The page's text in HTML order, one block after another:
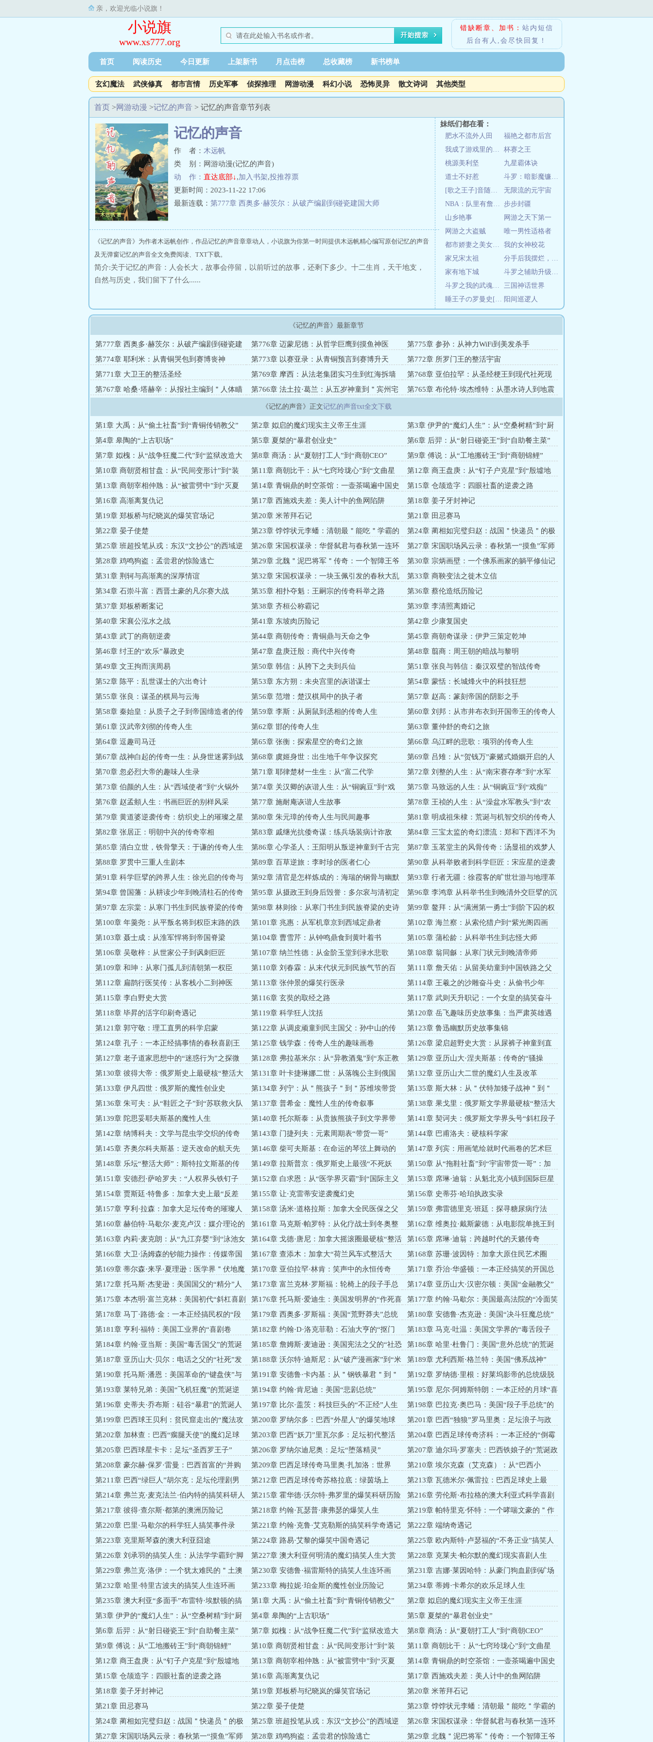
亲，欢迎光临小说旗！
小说旗
www.xs777.org
错缺断章、加书： 站内短信
后台有人,会尽快回复！
首页 阅读历史 今日更新 上架新书 月点击榜 总收藏榜 新书榜单
玄幻魔法 武侠修真 都市言情 历史军事 侦探推理 网游动漫 科幻小说 恐怖灵异 散文诗词 其他类型
首页 >网游动漫 >记忆的声音 > 记忆的声音章节列表
妹纸们都在看：
肥水不流外人田
福艳之都市后宫
我成了游戏里的反派之王
杯赛之王
桃源美利坚
九星霸体诀
道士不好惹
斗罗：暗影魔镰，开局怒怼玉小刚
[歌之王子]音随心动
无限流的元宇宙
NBA：队里有詹皇，先躺一冠 步步封疆
山乡艳事
网游之天下第一
网游之大盗贼
唯一男性适格者
都市娇妻之美女后宫
我的女神校花
家兄宋太祖
分手后我摆烂，躺成武神，无敌了
家有地下城
斗罗之辅助升级系统
斗罗之我的武魂是魂环
三国神话世界
睡王子の罗曼史[综漫] 阳间巡逻人
记忆的声音
作 者： 木远帆
类 别：网游动漫(记忆的声音)
动 作： 直达底部↓,加入书架,投推荐票
更新时间：2023-11-22 17:06
最新连载： 第777章 西奥多·赫茨尔：从破产编剧到碰瓷建国大师
《记忆的声音》为作者木远帆创作，作品记忆的声音章章动人，小说旗为你第一时间提供木远帆精心编写原创记忆的声音
及无弹窗记忆的声音全文免费阅读、TXT下载。
简介:关于记忆的声音：人会长大，故事会停留，以前听过的故事，还剩下多少。十二生肖，天干地支，
自然与历史，我们留下了什么......
《记忆的声音》最新章节
第777章 西奥多·赫茨尔：从破产编剧到碰瓷建
国大师
第776章 迈蒙尼德：从哲学巨鹰到摸鱼神医
第775章 参孙：从神力WiFi到美发杀手
第774章 耶利米：从青铜哭包到赛博丧神
第773章 以赛亚录：从青铜预言到赛博升天
第772章 所罗门王的整活宇宙
第771章 大卫王的整活圣经
第769章 摩西：从法老集团实习生到红海拆墙
大师
第768章 亚伯拉罕：从圣经梗王到现代社死现
场
第767章 哈桑·塔赫辛：从报社主编到＂人体瞄
第766章 法土拉·葛兰：从五岁神童到＂宾州宅
第765章 布伦特·埃杰维特：从墨水诗人到地震
《记忆的声音》正文记忆的声音txt全文下载
第1章 大禹：从“偷土社畜”到“青铜传销教父” 第2章 姒启的魔幻现实主义帝王生涯
第3章 伊尹的“魔幻人生”：从“空桑树精”到“厨
神宰相”
第4章 皋陶的“上古职场” 第5章 夏桀的“暴君创业史”
第6章 后羿：从“射日碰瓷王”到“自助餐主菜”
第7章 姒槐：从“战争狂魔二代”到“监狱改造大
师”
第8章 商汤：从“夏朝打工人”到“商朝CEO”
第9章 傅说：从“工地搬砖王”到“商朝锦鲤”
第10章 商朝贤相甘盘：从“民间变形计”到“装
哑三年”
第11章 商朝比干：从“七窍玲珑心”到“文曲星
再就业”
第12章 商王盘庚：从“钉子户克星”到“殷墟地
产商”
第13章 商朝宰相仲虺：从“被雷劈中”到“灭夏
挖墙脚大师”
第14章 青铜鼎的时空茶馆：一壶茶喝遍中国史
第15章 仓颉造字：四眼社畜的逆袭之路
第16章 高渐离复仇记
第17章 西施戏夫差：美人计中的鱼网陷阱
第18章 姜子牙封神记
第19章 郑板桥与纪晓岚的爆笑官场记
第20章 米芾拜石记
第21章 田忌赛马
第22章 晏子使楚
第23章 饽饽状元李蟠：清朝最＂能吃＂学霸的
逆袭传奇
第24章 蔺相如完璧归赵：战国＂快递员＂的极
限拉扯大戏
第25章 班超投笔从戎：东汉“文抄公”的西域逆
袭
第26章 宋国权谋录：华督弑君与春秋第一连环
计
第27章 宋国职场风云录：春秋第一“摸鱼”军师
的逆袭大戏
第28章 鸡鸣狗盗：孟尝君的惊险逃亡
第29章 北魏＂泥巴将军＂传奇：一个智障王爷
的逆袭征途
第30章 宗炳画壁：一个佛系画家的躺平修仙记
第31章 荆轲与高渐离的深厚情谊
第32章 宋国权谋录：一块玉佩引发的春秋大乱
斗
第33章 商鞅变法之徙木立信
第34章 石崇斗富：西晋土豪的凡尔赛大战
第35章 相扑夺魁：王嗣宗的传奇科举之路
第36章 蔡伦造纸历险记
第37章 郑板桥断案记
第38章 齐桓公称霸记
第39章 李清照离婚记
第40章 宋襄公泓水之战
第41章 东坡肉历险记
第42章 少康复国史
第43章 武丁的商朝逆袭
第44章 商朝传奇：青铜鼎与天命之争
第45章 商朝奇谋录：伊尹三策定乾坤
第46章 纣王的“欢乐”暴政史
第47章 盘庚迁殷：商代中兴传奇
第48章 翦商：周王朝的暗战与黎明
第49章 文王拘而演周易
第50章 韩信：从胯下之夫到兵仙
第51章 张良与韩信：秦汉双璧的智战传奇
第52章 陈平：乱世谋士的六出奇计
第53章 东方朔：未央宫里的诙谐谋士
第54章 蒙恬：长城烽火中的科技狂想
第55章 张良：谋圣的棋局与云海
第56章 范增：楚汉棋局中的执子者
第57章 赵高：篆刻帝国的阴影之手
第58章 秦始皇：从质子之子到帝国缔造者的传
奇人生
第59章 李斯：从厕鼠到丞相的传奇人生
第60章 刘邦：从市井布衣到开国帝王的传奇人
生
第61章 汉武帝刘彻的传奇人生 第62章 邯的传奇人生
第63章 董仲舒的奇幻之旅
第64章 逗趣司马迁
第65章 张衡：探索星空的奇幻之旅
第66章 乌江畔的悲歌：项羽的传奇人生
第67章 战神白起的传奇一生：从身世迷雾到战
场神话
第68章 虞姬身世：出生地千年争议探究
第69章 吕雉：从“贺钱万”豪赌式婚姻开启的人
生
第70章 忽必烈大帝的趣味人生录
第71章 耶律楚材一生生：从“富二代学
霸”到“朝堂段子手”
第72章 刘整的人生：从“南宋赛存孝”到“水军
发明家”
第73章 伯颜的人生：从“西域使者”到“火锅外
交官”
第74章 关汉卿的诙谐人生：从“铜豌豆”到“戏
剧狂人”
第75章 马致远的人生：从“铜豌豆”到“戏痴”
第76章 赵孟頫人生：书画巨匠的别样风采
第77章 施耐庵诙谐人生故事
第78章 王祯的人生：从“澡盆水军教头”到“农
具发明狂魔”
第79章 黄道婆逆袭传奇：纺织史上的璀璨之星 第80章 朱元璋的传奇人生与民间趣事
第81章 明成祖朱棣：荒诞与机智交织的传奇人
生
第82章 张居正：明朝中兴的传奇宰相 第83章 戚继光抗倭奇谋：练兵场装病计诈敌
第84章 三宝太监的奇幻漂流：郑和下西洋不为
人知的喜剧人生
第85章 清白立世，铁骨擎天：于谦的传奇人生
与历史抉择
第86章 心学圣人：王阳明从叛逆神童到千古完
人的传奇人生
第87章 玉茗堂主的风骨传奇：汤显祖的戏梦人
生
第88章 罗贯中三重人生剧本 第89章 百草逆旅：李时珍的医者仁心
第90章 从科举败者到科学巨匠：宋应星的逆袭
人生
第91章 科学巨擘的跨界人生：徐光启的传奇与
启示
第92章 清官是怎样炼成的：海瑞的钢骨与幽默
人生
第93章 行者无疆：徐霞客的旷世壮游与地理革
命
第94章 曾国藩：从耕读少年到晚清柱石的传奇
第95章 从摄政王到身后毁誉：多尔衮与清初定
鼎中原的权谋
第96章 李鸿章 从科举书生到晚清外交巨擘的沉
浮
第97章 左宗棠：从寒门书生到民族脊梁的传奇
第98章 林则徐：从寒门书生到民族脊梁的史诗
人生
第99章 鳌拜：从“满洲第一勇士”到阶下囚的权
臣沉浮录
第100章 年羹尧：从平叛名将到权臣末路的跌
宕人生
第101章 兆惠：从军机章京到西域定鼎者
第102章 海兰察：从索伦猎户到“紫光阁四画
像”
第103章 聂士成：从淮军悍将到帝国脊梁 第104章 曹雪芹：从钟鸣鼎食到黄叶着书
第105章 蒲松龄：从科举书生到志怪大师
第106章 吴敬梓：从世家公子到讽刺巨匠
第107章 纳兰性德：从金阶玉堂到渌水悲歌
第108章 翁同龢：从寒门状元到晚清帝师
第109章 和珅：从寒门孤儿到清朝第一权臣
第110章 刘春霖：从末代状元到民族气节的百
年风骨
第111章 詹天佑：从留美幼童到中国铁路之父
第112章 扁鹊行医笑传：从客栈小二到神医
第113章 张仲景的爆笑行医录
第114章 王羲之的沙雕奋斗史：从偷书少年
到“东床快婿”
第115章 李白野史大赏 第116章 玄奘的取经之路
第117章 武则天升职记：一个女皇的搞笑奋斗
史
第118章 毕昇的活字印刷奇遇记 第119章 科学狂人沈括
第120章 岳飞趣味历史故事集：当严肃英雄遇
上搞笑日常
第121章 郭守敬：理工直男的科学启蒙
第122章 从调皮顽童到民主国父：孙中山的传
奇人生
第123章 鲁迅幽默历史故事集锦
第124章 孔子：一本正经搞事情的春秋喜剧王
第125章 钱学森：传奇人生的趣味画卷
第126章 梁启超野史大赏：从尿裤子神童到直
男鼻祖
第127章 老子道家思想中的“迷惑行为”之探微
第128章 弗拉基米尔：从“异教酒鬼”到“东正教
带货一哥”
第129章 亚历山大·涅夫斯基：传奇的“骚操
作”人生
第130章 彼得大帝：俄罗斯史上最硬核“整活大
师”
第131章 叶卡捷琳娜二世：从落魄公主到俄国
女皇
第132章 亚历山大二世的魔幻人生及改革
第133章 伊凡四世：俄罗斯的魔性创业史
第134章 列宁：从＂熊孩子＂到＂苏维埃带货
一哥＂魔性人生剧本
第135章 斯大林：从＂伏特加矮子战神＂到＂
苏维埃整活大师＂
第136章 朱可夫：从“鞋匠之子”到“苏联救火队
长”
第137章 普希金：魔性人生的传奇叙事
第138章 果戈里：俄罗斯文学界最硬核“整活大
师”
第139章 陀思妥耶夫斯基的魔性人生
第140章 托尔斯泰：从贵族熊孩子到文学界带
货一哥
第141章 契诃夫：俄罗斯文学界头号“斜杠段子
手”
第142章 纳博科夫：文学与昆虫学交织的传奇
人生
第143章 门捷列夫：元素周期表“带货一哥”
第144章 巴甫洛夫：硬核科学家
第145章 齐奥尔科夫斯基：逆天改命的航天先
驱
第146章 柴可夫斯基：在命运的琴弦上舞动的
灵魂
第147章 列宾：用画笔绘就时代画卷的艺术巨
匠
第148章 乐坛“整活大师”：斯特拉文斯基的传
奇之路
第149章 拉斯普京：俄罗斯史上最强“不死妖
僧”
第150章 从“拖鞋社畜”到“宇宙带货一哥”：加
加林的传奇之路
第151章 安德烈·萨哈罗夫：“人权界头铁钉子
户”
第152章 白求恩：从“医学界灭霸”到“国际主义
带货一哥”
第153章 席琳·迪翁：从魁北克小镇到国际巨星
的“抓马”人生
第154章 贾斯廷·特鲁多：加拿大史上最“反差
萌”总理
第155章 让·克雷蒂安逆袭魔幻史
第156章 史蒂芬·哈珀执政实录
第157章 亨利·拉森：加拿大足坛传奇的璀璨人
生
第158章 汤米·道格拉斯：加拿大全民医保之父
的＂叛逆社畜＂逆袭
第159章 弗雷德里克·班廷：探寻糖尿病疗法
的“孤勇者”
第160章 赫伯特·马歇尔·麦克卢汉：媒介理论的
先驱
第161章 马克斯·帕罗特：从化疗战士到冬奥整
活王
第162章 维奥拉·戴斯蒙德：从电影院单挑王到
加拿大钞能力一姐
第163章 内莉·麦克朗：从“九江弃婴”到“泳池女
战神”
第164章 戈德·唐尼：加拿大摇滚圈最硬核“整活
主唱”
第165章 席琳·迪翁：跨越时代的天籁传奇
第166章 大卫·汤姆森的钞能力操作：传媒帝国
的资本传奇
第167章 查添木：加拿大“荷兰风车式整活大
师”
第168章 苏珊·波因特：加拿大原住民艺术圈
的“整活女战神”
第169章 蒂尔森·来孚·夏理逊：医学界＂伏地魔
＂
第170章 亚伯拉罕·林肯：笑声中的永恒传奇
第171章 乔治·华盛顿：一本正经搞笑的开国总
统行为大赏
第172章 托马斯·杰斐逊：美国国父的“精分”人
生实录
第173章 富兰克林·罗斯福：轮椅上的段子手总
统
第174章 亚历山大·汉密尔顿：美国“金融教父”
第175章 本杰明·富兰克林：美国初代“斜杠喜剧
人”的魔幻人生
第176章 托马斯·爱迪生：美国发明界的“作死喜
剧王”
第177章 约翰·马歇尔：美国最高法院的“冷面笑
匠”
第178章 马丁·路德·金：一本正经搞民权的“段
子手牧师”
第179章 西奥多·罗斯福：美国“荒野莽夫”总统
的爆笑执政
第180章 安德鲁·杰克逊：美国“决斗狂魔总统”
第181章 亨利·福特：美国工业界的“喜剧卷
王”发家史
第182章 约翰·D·洛克菲勒：石油大亨的“抠门
喜剧人生”
第183章 马克·吐温：美国文学界的“毒舌段子
手”
第184章 约翰·亚当斯：美国“毒舌国父”的荒诞
人生实录
第185章 詹姆斯·麦迪逊：美国宪法之父的“社恐
逆袭史”
第186章 哈里·杜鲁门：美国“意外总统”的荒诞
逆袭史
第187章 亚历山大·贝尔：电话之父的“社死”发
明史与荒诞人生
第188章 沃尔特·迪斯尼：从“破产漫画家”到“米
老鼠暴君”
第189章 尤利西斯·格兰特：美国“佛系战神”
第190章 托马斯·潘恩：美国革命的“键盘侠”与
跨国背锅侠
第191章 安德鲁·卡内基：从＂钢铁暴君＂到＂
散财童子＂
第192章 罗纳德·里根：好莱坞影帝的总统级脱
口秀
第193章 莱特兄弟：美国“飞机狂魔”的荒诞逆
袭史
第194章 约翰·肯尼迪：美国“悲剧总统”
第195章 尼尔·阿姆斯特朗：一本正经的月球“喜
剧演员”
第196章 史蒂夫·乔布斯：硅谷“暴君”的荒诞人
生大赏
第197章 比尔·盖茨：科技巨头的“不正经”人生
实录
第198章 巴拉克·奥巴马：美国“段子手总统”的
喜剧人生实录
第199章 巴西球王贝利：贫民窟走出的“魔法攻
击型段子手”
第200章 罗纳尔多：巴西“外星人”的爆笑地球
历险记
第201章 巴西“独狼”罗马里奥：足坛浪子与政
坛整活大师
第202章 加林查：巴西“瘸腿天使”的魔幻足球
人生
第203章 巴西“妖刀”里瓦尔多：足坛初代整活
大师
第204章 巴西足球传奇济科：一本正经的“倒霉
蛋”
第205章 巴西球星卡卡：足坛“圣西罗王子” 第206章 罗纳尔迪尼奥：足坛“堕落精灵”
第207章 迪尔玛·罗塞夫：巴西铁娘子的“荒诞政
治喜剧”
第208章 豪尔赫·保罗·雷曼：巴西首富的“并购
喜剧人”发家史
第209章 巴西足球传奇马里奥·扎加洛：世界
杯“钉子户”
第210章 埃尔克森（艾克森）：从“巴西小
熊”到“中国国脚”
第211章 巴西“绿巨人”胡尔克：足坛伦理剧男
主的荒诞人生
第212章 巴西足球传奇苏格拉底：绿茵场上
的“哲学喜剧大师”
第213章 瓦德米尔·佩雷拉：巴西足球史上最
会“玩球”
第214章 弗兰克·麦克法兰·伯内特的搞笑科研人
生
第215章 霍华德·沃尔特·弗罗里的爆笑科研历险
记
第216章 劳伦斯·布拉格的澳大利亚式科学喜剧
人生
第217章 彼得·查尔斯·都第的澳洲历险记 第218章 约翰·瓦瑟普·康弗瑟的爆笑人生
第219章 帕特里克·怀特：一个哮喘文豪的＂作
精＂日常
第220章 巴里·马歇尔的科学狂人搞笑事件录 第221章 约翰·克鲁·艾克勒斯的搞笑科学奇遇记
第222章 端纳奇遇记
第223章 克里斯琴森的澳大利亚囧途
第224章 路易·艾黎的爆笑中国奇遇记
第225章 欧内斯特·卢瑟福的“不务正业”搞笑人
生
第226章 刘承羽的搞笑人生：从法学学霸到“脚
踹马云”
第227章 澳大利亚何明清的魔幻搞笑人生大赏
第228章 克莱夫·帕尔默的魔幻现实喜剧人生
第229章 弗兰克·洛伊：一个犹太难民的＂土澳
变形记＂
第230章 安德鲁·福雷斯特的搞笑人生连环画
第231章 吉娜·莱因哈特：从豪门狗血剧到矿场
霸道总裁
第232章 哈里·特里古波夫的搞笑人生连环画 第233章 梅拉妮·珀金斯的魔性创业历险记
第234章 蒂姆·卡希尔的欢乐足球人生
第235章 澳大利亚“多面手”布雷特·埃默顿的搞
笑人生
第1章 大禹：从“偷土社畜”到“青铜传销教父”
第2章 姒启的魔幻现实主义帝王生涯
第3章 伊尹的“魔幻人生”：从“空桑树精”到“厨
神宰相”
第4章 皋陶的“上古职场”
第5章 夏桀的“暴君创业史”
第6章 后羿：从“射日碰瓷王”到“自助餐主菜”
第7章 姒槐：从“战争狂魔二代”到“监狱改造大
师”
第8章 商汤：从“夏朝打工人”到“商朝CEO”
第9章 傅说：从“工地搬砖王”到“商朝锦鲤”
第10章 商朝贤相甘盘：从“民间变形计”到“装
哑三年”
第11章 商朝比干：从“七窍玲珑心”到“文曲星
再就业”
第12章 商王盘庚：从“钉子户克星”到“殷墟地
产商”
第13章 商朝宰相仲虺：从“被雷劈中”到“灭夏
挖墙脚大师”
第14章 青铜鼎的时空茶馆：一壶茶喝遍中国史
第15章 仓颉造字：四眼社畜的逆袭之路
第16章 高渐离复仇记
第17章 西施戏夫差：美人计中的鱼网陷阱
第18章 姜子牙封神记
第19章 郑板桥与纪晓岚的爆笑官场记
第20章 米芾拜石记
第21章 田忌赛马
第22章 晏子使楚
第23章 饽饽状元李蟠：清朝最＂能吃＂学霸的
逆袭传奇
第24章 蔺相如完璧归赵：战国＂快递员＂的极
限拉扯大戏
第25章 班超投笔从戎：东汉“文抄公”的西域逆
袭
第26章 宋国权谋录：华督弑君与春秋第一连环
计
第27章 宋国职场风云录：春秋第一“摸鱼”军师 第28章 鸡鸣狗盗：孟尝君的惊险逃亡 第29章 北魏＂泥巴将军＂传奇：一个智障王爷